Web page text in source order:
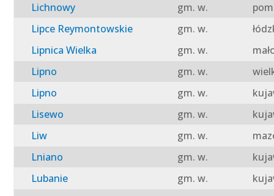
Lichnowy
gm. w.
Lipce Reymontowskie
gm. w.
Lipnica Wielka
gm. w.
Lipno
gm. w.
Lipno
gm. w.
Lisewo
gm. w.
Liw
gm. w.
Lniano
gm. w.
Lubanie
gm. w.